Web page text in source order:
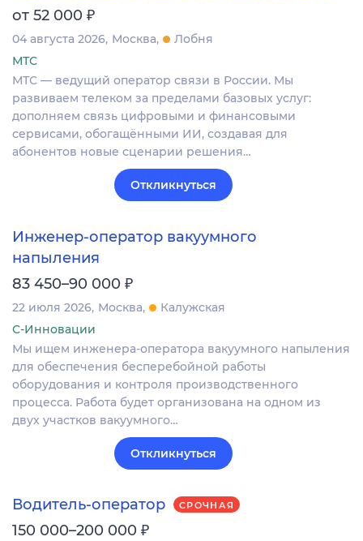
от 52 000 ₽
04 августа 2026 Москва
Лобня
МТС
МТС — ведущий оператор связи в России. Мы
развиваем телеком за пределами базовых услуг:
дополняем связь цифровыми и финансовыми
сервисами, обогащёнными ИИ, создавая для
абонентов новые сценарии решения…
Откликнуться
Инженер-оператор вакуумного
напыления
83 450–90 000 ₽
22 июля 2026 Москва
Калужская
С-Инновации
Мы ищем инженера-оператора вакуумного напыления
для обеспечения бесперебойной работы
оборудования и контроля производственного
процесса. Работа будет организована на одном из
двух участков вакуумного…
Откликнуться
Водитель-оператор СРОЧНАЯ
150 000–200 000 ₽